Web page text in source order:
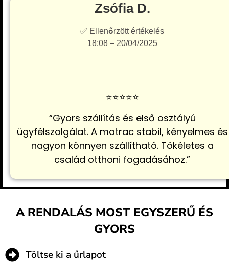
Zsófia D.
✅ Ellenőrzött értékelés
18:08 – 20/04/2025
⭐️⭐️⭐️⭐️⭐️
“Gyors szállítás és első osztályú
ügyfélszolgálat. A matrac stabil, kényelmes és
nagyon könnyen szállítható. Tökéletes a
család otthoni fogadásához.”
A RENDALÁS MOST EGYSZERŰ ÉS
GYORS
Töltse ki a űrlapot